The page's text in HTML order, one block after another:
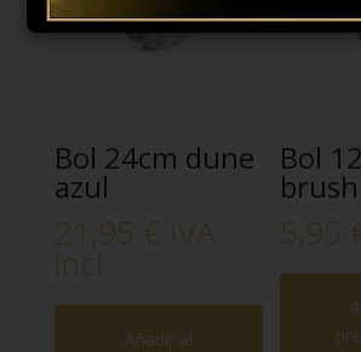
Bol 24cm dune
azul
21,95 € IVA
incl.
Añadir al
Bol
brush
5,95